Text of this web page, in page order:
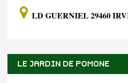
LD GUERNIEL 29460
LE JARDIN DE POMONE